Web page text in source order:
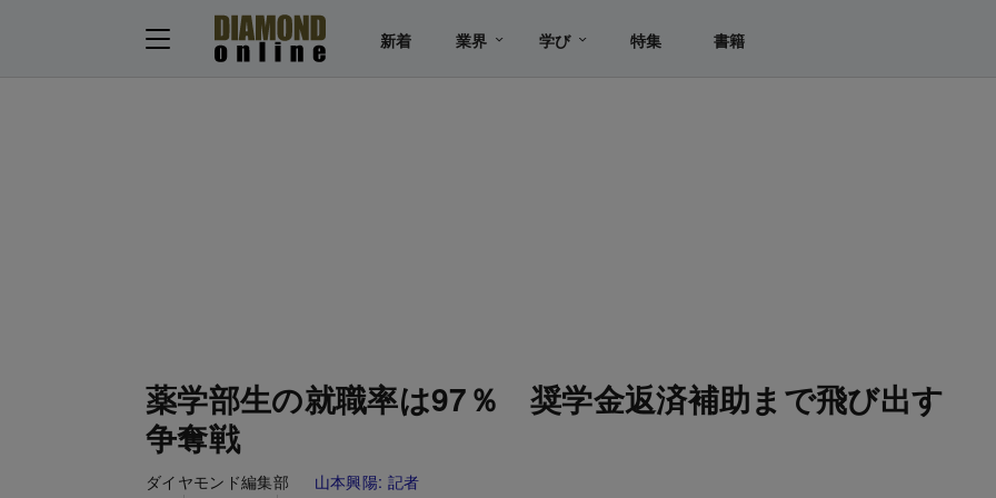
新着 業界 学び 特集 書籍
薬学部生の就職率は97％ 奨学金返済補助まで飛び出す
争奪戦
ダイヤモンド編集部 山本興陽: 記者